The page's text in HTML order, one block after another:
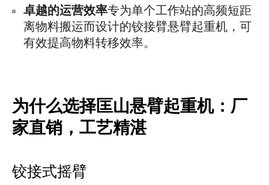
卓越的运营效率专为单个工作站的高频短距
离物料搬运而设计的铰接臂悬臂起重机，可
有效提高物料转移效率。
为什么选择匡山悬臂起重机：厂
家直销，工艺精湛
铰接式摇臂